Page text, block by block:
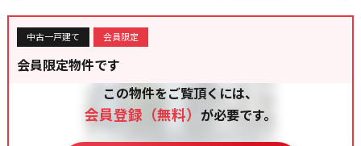
中古一戸建て 会員限定
会員限定物件です
この物件をご覧頂くには、
会員登録（無料） が必要です。